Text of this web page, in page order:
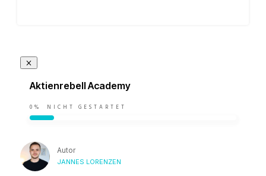
Aktienrebell Academy
0% NICHT GESTARTET
Autor
JANNES LORENZEN